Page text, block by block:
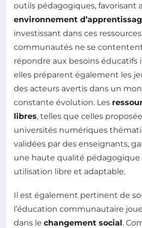
outils pédagogiques, favorisant
environnement
investissant dans ces
communautés ne se
répondre aux besoins éducatifs
elles préparent également les
des acteurs avertis dans un
constante évolution. Les
libres, telles que celles
universités numériques
validées par des enseignants,
une haute qualité pédagogique
utilisation libre et adaptable.
Il est également pertinent de
l’éducation communautaire
dans le changement social.